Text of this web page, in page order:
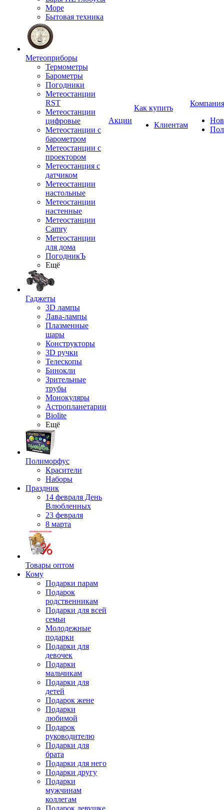
Море
Бытовая техника
Метеоприборы
Термометры
Барометры
Погодники
Метеостанции
RST
Метеостанции
цифровые
Метеостанции с
барометром
Метеостанции с
проектором
Метеостанция с
датчиком
Метеостанции
настольные
Метеостанции
настенные
Метеостанции
Camry
Метеостанции
для дома
ПогодникЪ
Ещё
Гаджеты
3D лампы
Лава-лампы
Плазменные
шары
Конструкторы
3D ручки
Телескопы
Бинокли
Зрительные
трубы
Монокуляры
Астропланетарии
Biolite
Ещё
Полиморфус
Красители
Наборы
Праздник
14 февраля День
Влюбленных
23 февраля
8 марта
Товары оптом
Кому
Подарки парам
Подарок
родственникам
Подарки для всей
семьи
Молодежные
подарки
Подарки для
девочек
Подарки
мальчикам
Подарки для
детей
Подарок жене
Подарки
любимой
Подарок
руководителю
Подарки для
брата
Подарки для него
Подарки другу
Подарки
мужчинам
коллегам
Подарок девушке
Акции
Как купить
Клиентам
Компания